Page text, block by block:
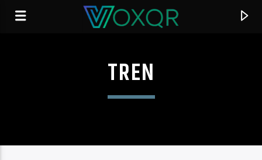
RADIO VOXQR
VOXQR
TREN